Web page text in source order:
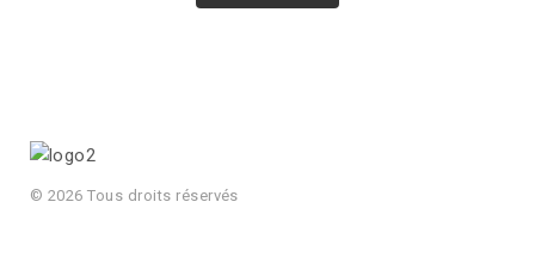
© 2026 Tous droits réservés